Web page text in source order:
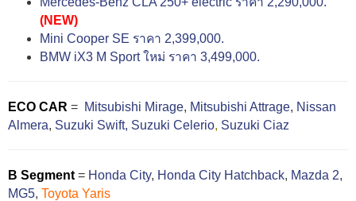
(NEW)
Mini Cooper SE ราคา 2,399,000.
BMW iX3 M Sport ใหม่ ราคา 3,499,000.
ECO CAR = Mitsubishi Mirage, Mitsubishi Attrage, Nissan
Almera, Suzuki Swift, Suzuki Celerio, Suzuki Ciaz
B Segment = Honda City, Honda City Hatchback, Mazda 2,
MG5, Toyota Yaris